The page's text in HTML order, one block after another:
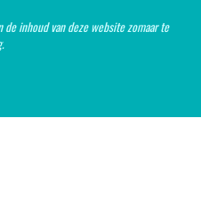
inhoud van deze website zomaar te